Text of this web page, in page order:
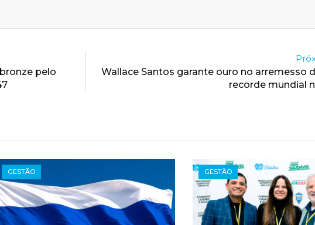
pelo
Wallace Santos garante ouro no arremesso
recorde mundial
GESTÃO GESTÃO